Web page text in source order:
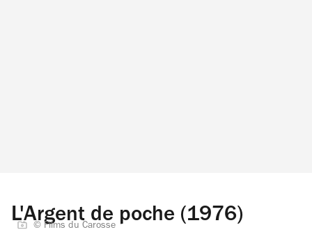
L'Argent de poche (1976)
© Films du Carosse